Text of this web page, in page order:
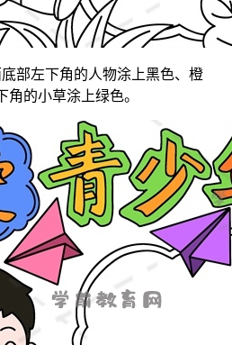
左下角的人物涂上黑色、橙
的小草涂上绿色。